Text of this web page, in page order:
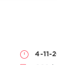
4-11-